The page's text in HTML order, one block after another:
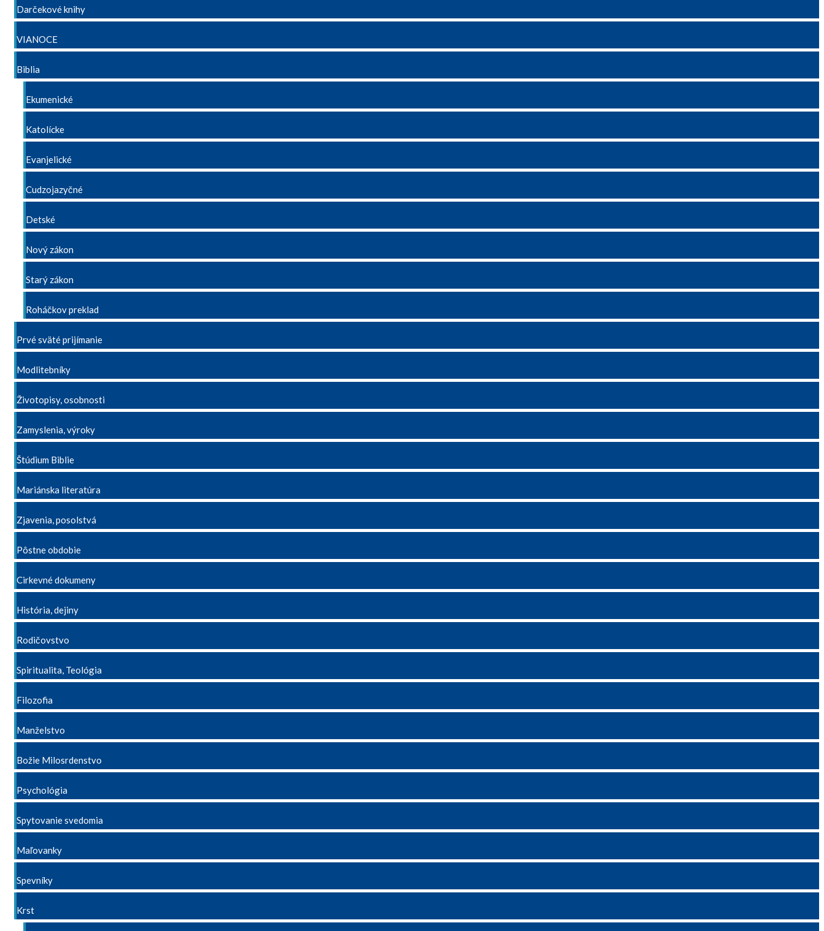
Darčekové knihy
VIANOCE
Biblia
Ekumenické
Katolícke
Evanjelické
Cudzojazyčné
Detské
Nový zákon
Starý zákon
Roháčkov preklad
Prvé sväté prijímanie
Modlitebníky
Životopisy, osobnosti
Zamyslenia, výroky
Štúdium Biblie
Mariánska literatúra
Zjavenia, posolstvá
Pôstne obdobie
Cirkevné dokumeny
História, dejiny
Rodičovstvo
Spiritualita, Teológia
Filozofia
Manželstvo
Božie Milosrdenstvo
Psychológia
Spytovanie svedomia
Maľovanky
Spevníky
Krst